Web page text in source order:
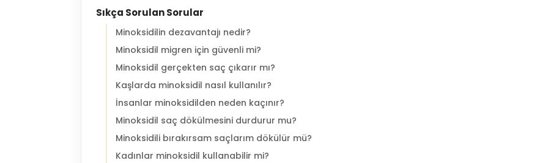
Sıkça Sorulan Sorular
Minoksidilin dezavantajı nedir?
Minoksidil migren için güvenli mi?
Minoksidil gerçekten saç çıkarır mı?
Kaşlarda minoksidil nasıl kullanılır?
İnsanlar minoksidilden neden kaçınır?
Minoksidil saç dökülmesini durdurur mu?
Minoksidili bırakırsam saçlarım dökülür mü?
Kadınlar minoksidil kullanabilir mi?